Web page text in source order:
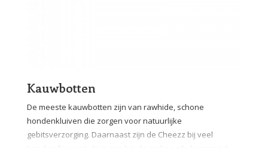
Kauwbotten
De meeste kauwbotten zijn van rawhide, schone
hondenkluiven die zorgen voor natuurlijke
gebitsverzorging. Daarnaast zijn de Cheezz bij veel